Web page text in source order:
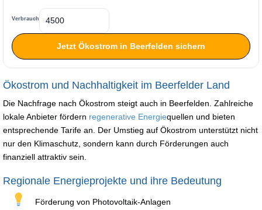
Verbrauch
Jetzt Ökostrom in Beerfelden sichern
Ökostrom und Nachhaltigkeit im Beerfelder Land
Die Nachfrage nach Ökostrom steigt auch in Beerfelden. Zahlreiche
lokale Anbieter fördern regenerative Energiequellen und bieten
entsprechende Tarife an. Der Umstieg auf Ökostrom unterstützt nicht
nur den Klimaschutz, sondern kann durch Förderungen auch
finanziell attraktiv sein.
Regionale Energieprojekte und ihre Bedeutung
Förderung von Photovoltaik-Anlagen